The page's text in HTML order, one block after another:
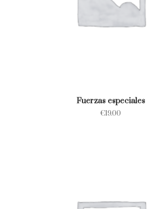
Fuerzas especiales
€19.00